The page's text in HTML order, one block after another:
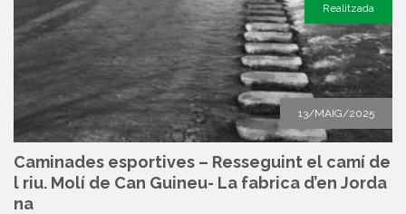
13/MAIG/2025
Realitzada
Caminades esportives – Resseguint el camí de
l riu. Molí de Can Guineu- La fabrica d’en Jorda
na